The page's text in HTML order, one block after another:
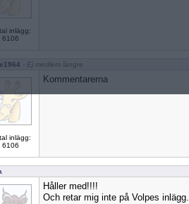
inlägg:
6106
- Ej medlem längre
inlägg:
6106
Kommentarerna
Håller med!!!!
Och retar mig inte på Volpes inlägg.